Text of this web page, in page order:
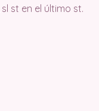
st en el último st.